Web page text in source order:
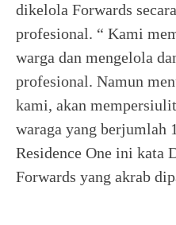
dikelola Forwards
profesional. “ Kami
warga dan mengelola
profesional. Namun
kami, akan
waraga yang berjumlah
Residence One ini kata
Forwards yang akrab